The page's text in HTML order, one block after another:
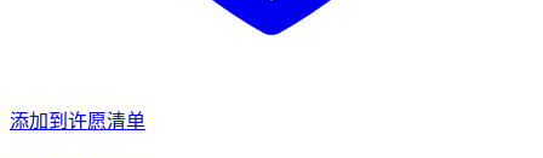
添加到许愿清单